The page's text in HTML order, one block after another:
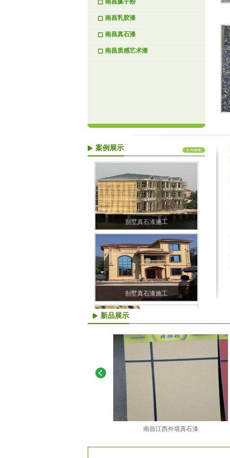
南昌腻子粉
南昌乳胶漆
南昌真石漆
南昌质感艺术漆
案例展示
别墅真石漆施工
别墅真石漆施工
湖北省蕲春县桂花园一期二期
新品展示
南昌江西外墙真石漆